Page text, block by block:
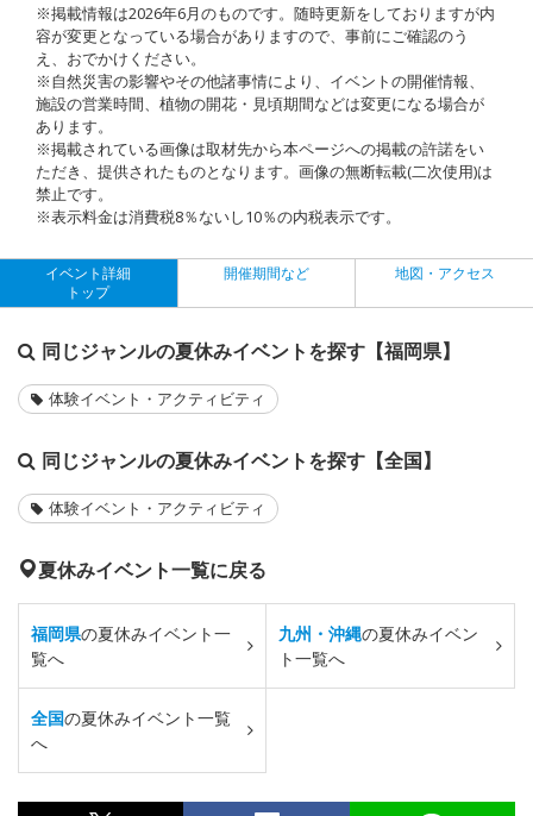
※掲載情報は2026年6月のものです。随時更新をしておりますが内
容が変更となっている場合がありますので、事前にご確認のう
え、おでかけください。
※自然災害の影響やその他諸事情により、イベントの開催情報、
施設の営業時間、植物の開花・見頃期間などは変更になる場合が
あります。
※掲載されている画像は取材先から本ページへの掲載の許諾をい
ただき、提供されたものとなります。画像の無断転載(二次使用)は
禁止です。
※表示料金は消費税8％ないし10％の内税表示です。
イベント詳細
トップ
開催期間など 地図・アクセス
同じジャンルの夏休みイベントを探す【福岡県】
体験イベント・アクティビティ
同じジャンルの夏休みイベントを探す【全国】
体験イベント・アクティビティ
夏休みイベント一覧に戻る
福岡県の夏休みイベント一
覧へ
九州・沖縄の夏休みイベン
ト一覧へ
全国の夏休みイベント一覧
へ